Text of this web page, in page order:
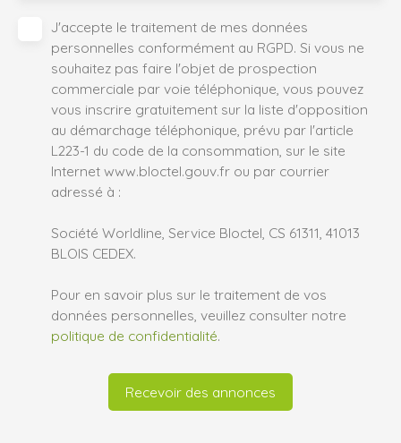
J'accepte le traitement de mes données
personnelles conformément au RGPD. Si vous ne
souhaitez pas faire l'objet de prospection
commerciale par voie téléphonique, vous pouvez
vous inscrire gratuitement sur la liste d'opposition
au démarchage téléphonique, prévu par l'article
L223-1 du code de la consommation, sur le site
Internet www.bloctel.gouv.fr ou par courrier
adressé à :
Société Worldline, Service Bloctel, CS 61311, 41013
BLOIS CEDEX.
Pour en savoir plus sur le traitement de vos
données personnelles, veuillez consulter notre
politique de confidentialité.
Recevoir des annonces